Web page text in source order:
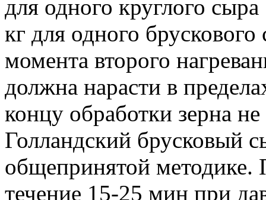
для одного круглого
кг для одного
момента второго
должна нарасти в
концу обработки зерна
Голландский брусковый
общепринятой методике.
течение 15-25 мин при